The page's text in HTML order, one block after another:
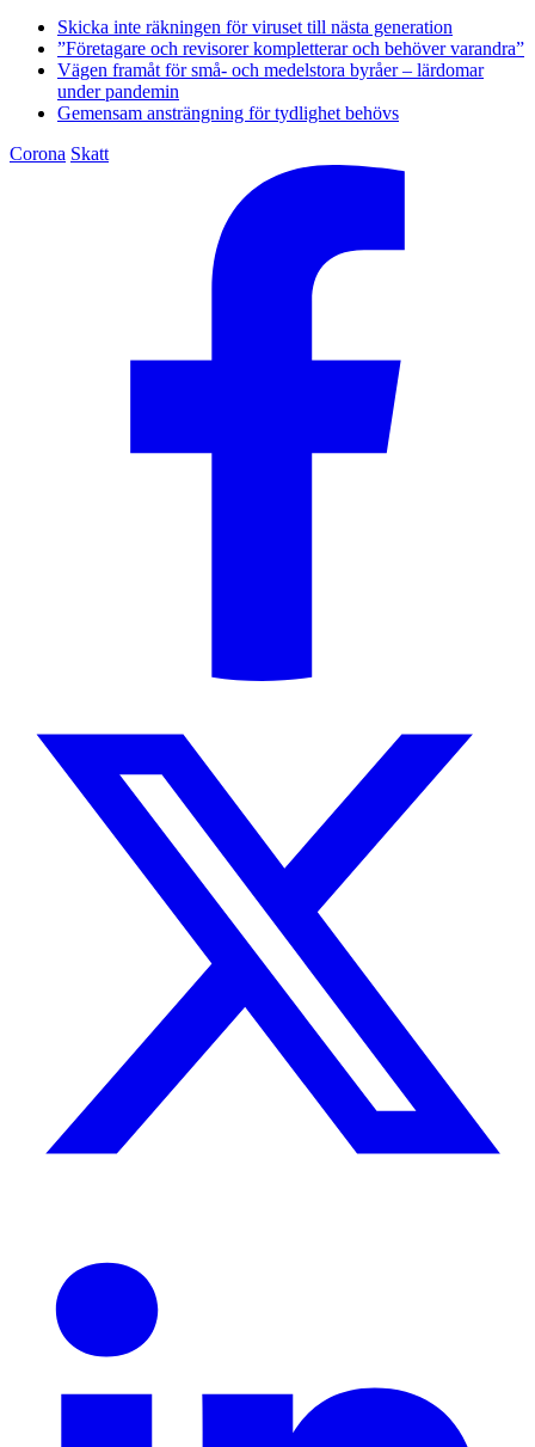
Skicka inte räkningen för viruset till nästa generation
”Företagare och revisorer kompletterar och behöver varandra”
Vägen framåt för små- och medelstora byråer – lärdomar
under pandemin
Gemensam ansträngning för tydlighet behövs
Corona Skatt